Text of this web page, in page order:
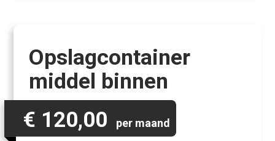
Opslagcontainer
middel binnen
€ 120,00 per maand